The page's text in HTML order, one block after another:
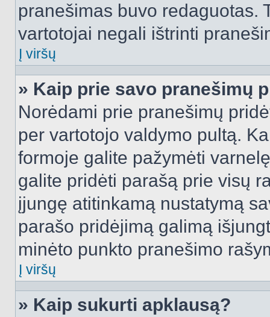
pranešimas buvo redaguotas.
vartotojai negali ištrinti
Į viršų
» Kaip prie savo pranešimų
Norėdami prie pranešimų
per vartotojo valdymo pultą.
formoje galite pažymėti
galite pridėti parašą prie visų
įjungę atitinkamą nustatymą
parašo pridėjimą galimą
minėto punkto pranešimo
Į viršų
» Kaip sukurti apklausą?